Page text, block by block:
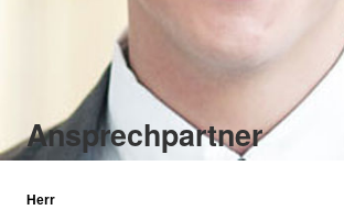
Ansprechpartner
Herr